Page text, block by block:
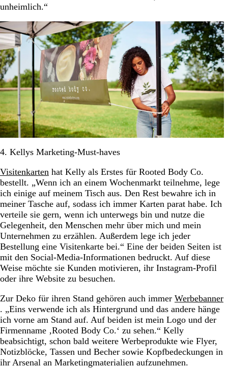
unheimlich.“
4. Kellys Marketing-Must-haves
Visitenkarten hat Kelly als Erstes für Rooted Body Co.
bestellt. „Wenn ich an einem Wochenmarkt teilnehme, lege
ich einige auf meinem Tisch aus. Den Rest bewahre ich in
meiner Tasche auf, sodass ich immer Karten parat habe. Ich
verteile sie gern, wenn ich unterwegs bin und nutze die
Gelegenheit, den Menschen mehr über mich und mein
Unternehmen zu erzählen. Außerdem lege ich jeder
Bestellung eine Visitenkarte bei.“ Eine der beiden Seiten ist
mit den Social-Media-Informationen bedruckt. Auf diese
Weise möchte sie Kunden motivieren, ihr Instagram-Profil
oder ihre Website zu besuchen.
Zur Deko für ihren Stand gehören auch immer Werbebanner
. „Eins verwende ich als Hintergrund und das andere hänge
ich vorne am Stand auf. Auf beiden ist mein Logo und der
Firmenname ‚Rooted Body Co.‘ zu sehen.“ Kelly
beabsichtigt, schon bald weitere Werbeprodukte wie Flyer,
Notizblöcke, Tassen und Becher sowie Kopfbedeckungen in
ihr Arsenal an Marketingmaterialien aufzunehmen.